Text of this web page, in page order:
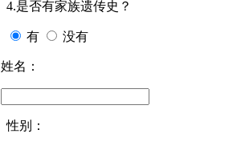
4.是否有家族遗传史？
有 没有
姓名：
性别：